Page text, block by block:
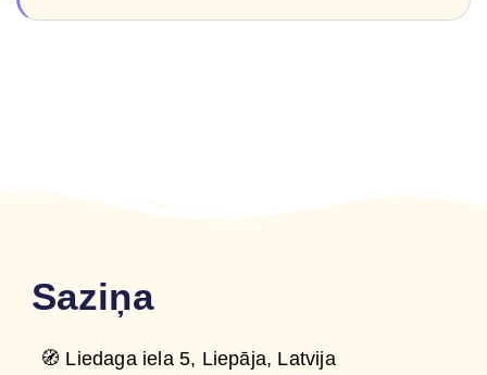
Saziņa
🧭 Liedaga iela 5, Liepāja, Latvija